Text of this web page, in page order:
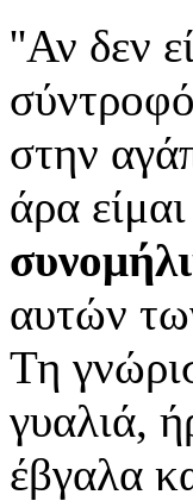
''Αν δεν
στην
άρα
αυτών
Τη
γυαλιά,
έβγαλα